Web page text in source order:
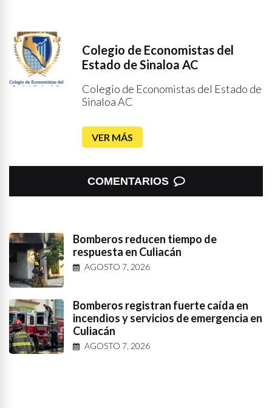
Colegio de Economistas del
Estado de Sinaloa AC
Colegio de Economistas del Estado de
Sinaloa AC
VER MÁS
COMENTARIOS
Bomberos reducen tiempo de
respuesta en Culiacán
AGOSTO 7, 2026
Bomberos registran fuerte caída en
incendios y servicios de emergencia en
Culiacán
AGOSTO 7, 2026